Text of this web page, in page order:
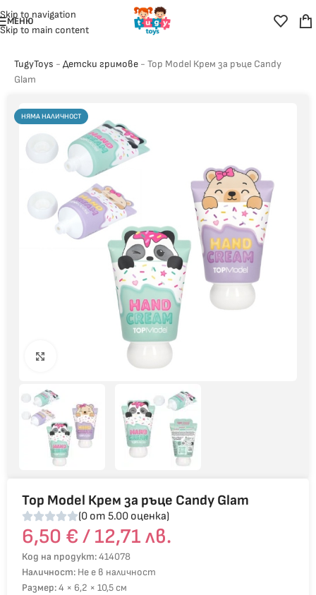
Skip to navigation
Skip to main content
МЕНЮ
TugyToys - Детски гримове - Top Model Крем за ръце Candy
Glam
НЯМА НАЛИЧНОСТ
Top Model Крем за ръце Candy Glam
(0 от 5.00 оценка)
6,50 € / 12,71 лв.
Код на продукт:414078
Наличност: Не е в наличност
Размер:4 × 6,2 × 10,5 см